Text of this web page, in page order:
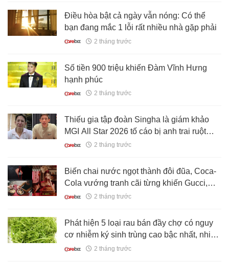
Điều hòa bật cả ngày vẫn nóng: Có thể
bạn đang mắc 1 lỗi rất nhiều nhà gặp phải
2 tháng trước
Số tiền 900 triệu khiến Đàm Vĩnh Hưng
hạnh phúc
2 tháng trước
Thiếu gia tập đoàn Singha là giám khảo
MGI All Star 2026 tố cáo bị anh trai ruột
xâm hại nhiều năm
2 tháng trước
Biến chai nước ngọt thành đôi đũa, Coca-
Cola vướng tranh cãi từng khiến Gucci,
Dolce & Gabbana lao đao
2 tháng trước
Phát hiện 5 loại rau bán đầy chợ có nguy
cơ nhiễm ký sinh trùng cao bậc nhất, nhiều
người không biết vẫn chủ quan
2 tháng trước